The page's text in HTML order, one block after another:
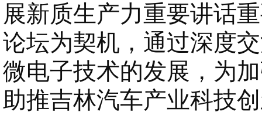
展新质生产力重要讲话
论坛为契机，通过深度
微电子技术的发展，为
助推吉林汽车产业科技